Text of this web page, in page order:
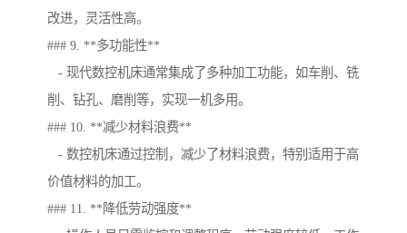
改进，灵活性高。
### 9. **多功能性**
- 现代数控机床通常集成了多种加工功能，如车削、铣
削、钻孔、磨削等，实现一机多用。
### 10. **减少材料浪费**
- 数控机床通过控制，减少了材料浪费，特别适用于高
价值材料的加工。
### 11. **降低劳动强度**